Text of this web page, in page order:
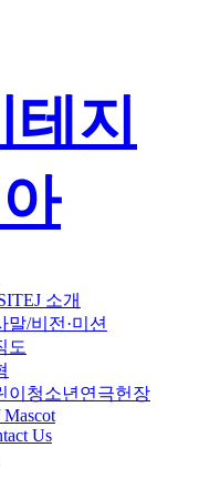
소개
말/비전·미션
도
이청소년연극헌장
Us